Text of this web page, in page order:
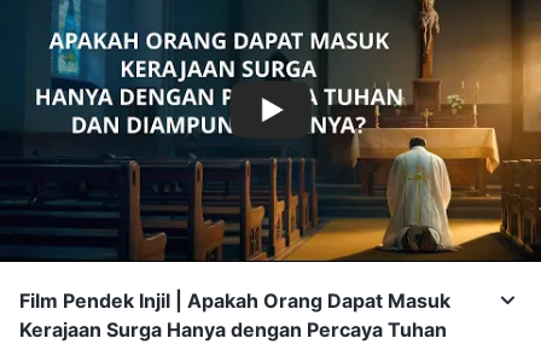
Film Pendek Injil | Apakah Orang Dapat Masuk
Kerajaan Surga Hanya dengan Percaya Tuhan